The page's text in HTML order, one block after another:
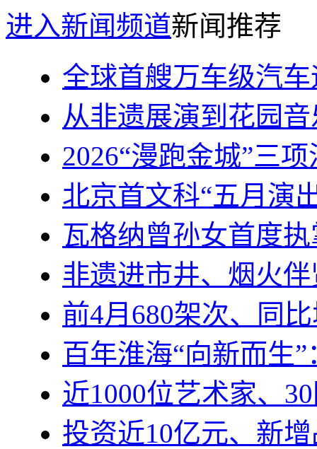
进入新闻频道新闻推荐
全球首艘万车级汽
从非遗展演到花园
2026“漫跑金城”三
北京首文科“五月演
瓦格纳曾孙女首度
非遗进市井、烟火
前4月680架次、同
百年淮海“向新而生
近1000位艺术家、
投资近10亿元、新